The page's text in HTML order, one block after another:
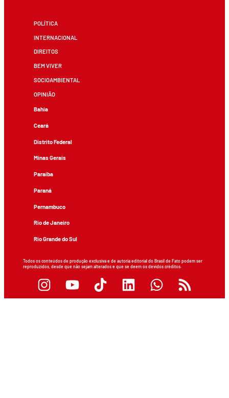
POLÍTICA
INTERNACIONAL
DIREITOS
BEM VIVER
SOCIOAMBIENTAL
OPINIÃO
Bahia
Ceará
Distrito Federal
Minas Gerais
Paraíba
Paraná
Pernambuco
Rio de Janeiro
Rio Grande do Sul
Todos os conteúdos de produção exclusiva e de autoria editorial do Brasil de Fato podem ser
reproduzidos, desde que não sejam alterados e que se deem os devidos créditos.